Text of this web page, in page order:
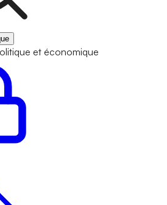
et économique